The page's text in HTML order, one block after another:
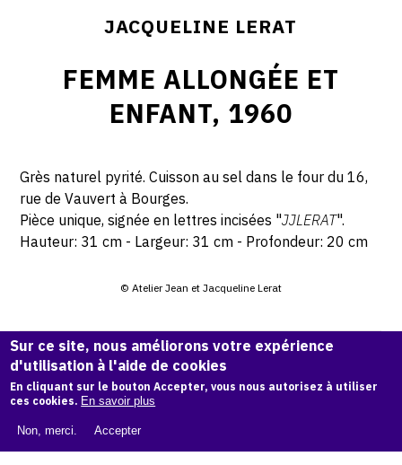
JACQUELINE LERAT
FEMME ALLONGÉE ET
ENFANT, 1960
Grès naturel pyrité. Cuisson au sel dans le four du 16,
rue de Vauvert à Bourges.
Pièce unique, signée en lettres incisées "JJLERAT".
Hauteur: 31 cm - Largeur: 31 cm - Profondeur: 20 cm
© Atelier Jean et Jacqueline Lerat
CITER CETTE ŒUVRE
Jacqueline Lerat, Femme allongée et enfant, 1960
Catalogue raisonné de Jean et Jacqueline Lerat, OAM.ark:
Sur ce site, nous améliorons votre expérience
d'utilisation à l'aide de cookies
En cliquant sur le bouton Accepter, vous nous autorisez à utiliser
ces cookies. En savoir plus
Non, merci. Accepter